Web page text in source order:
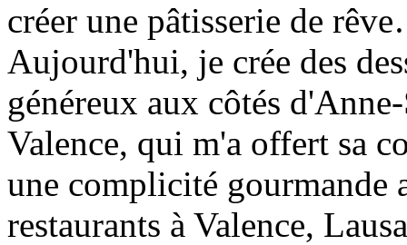
créer une pâtisserie de
Aujourd'hui, je crée des
généreux aux côtés
Valence, qui m'a offert sa
une complicité gourmande
restaurants à Valence,